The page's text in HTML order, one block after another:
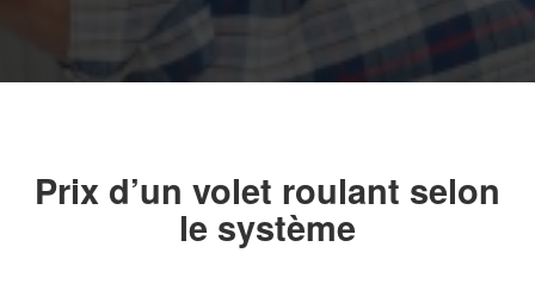
Prix d’un volet roulant selon
le système